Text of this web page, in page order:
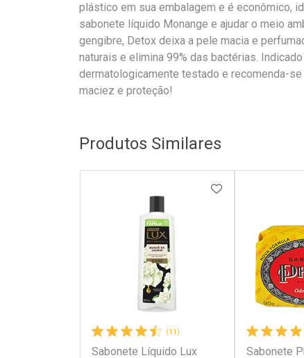
plástico em sua embalagem e é econômico,
sabonete líquido Monange e ajudar o meio
gengibre, Detox deixa a pele macia e
naturais e elimina 99% das bactérias.
dermatologicamente testado e recomenda-
maciez e proteção!
Produtos Similares
(11)
Sabonete Líquido Lux
ADICIONAR
Sabonete